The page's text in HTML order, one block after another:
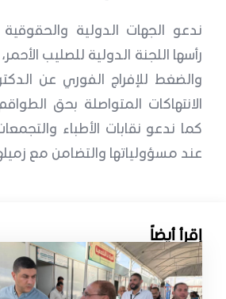
ندعو الجهات الدولية والحقوقية
رأسها اللجنة الدولية للصليب
والضغط للإفراج الفوري عن
الانتهاكات المتواصلة بحق
كما ندعو نقابات الأطباء
عند مسؤولياتها والتضامن مع
إقرأ أيضاً